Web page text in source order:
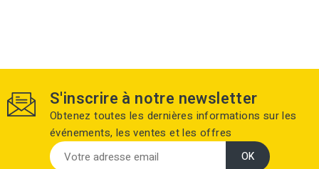
S'inscrire à notre newsletter
Obtenez toutes les dernières informations sur les
événements, les ventes et les offres